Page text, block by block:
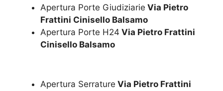
Apertura Porte Giudiziarie Via Pietro
Frattini Cinisello Balsamo
Apertura Porte H24 Via Pietro Frattini
Cinisello Balsamo
Apertura Serrature Via Pietro Frattini